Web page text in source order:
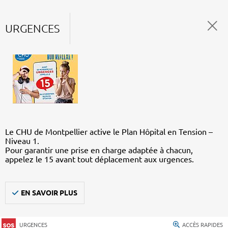
URGENCES
Le CHU de Montpellier active le Plan Hôpital en Tension –
Niveau 1.
Pour garantir une prise en charge adaptée à chacun,
appelez le 15 avant tout déplacement aux urgences.
EN SAVOIR PLUS
URGENCES ACCÈS RAPIDES